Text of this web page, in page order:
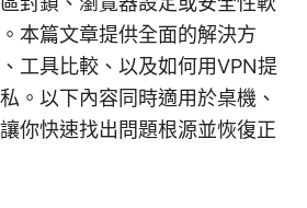
本篇文章提供全面的解決方
工具比較、以及如何用VPN提
。以下內容同時適用於桌機、
你快速找出問題根源並恢復正